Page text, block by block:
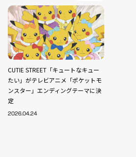
CUTIE STREET「キュートなキュー
たい」がテレビアニメ「ポケットモ
ンスター」エンディングテーマに決
定
2026.04.24